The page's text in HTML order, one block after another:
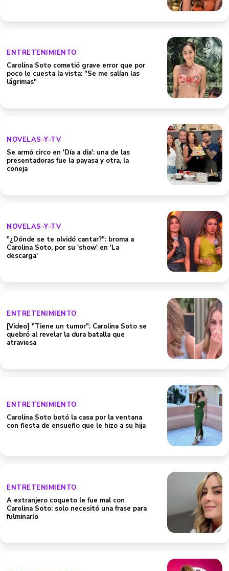
ENTRETENIMIENTO
Carolina Soto cometió grave error que por
poco le cuesta la vista: "Se me salían las
lágrimas"
NOVELAS-Y-TV
Se armó circo en 'Día a día': una de las
presentadoras fue la payasa y otra, la
coneja
NOVELAS-Y-TV
"¿Dónde se te olvidó cantar?": broma a
Carolina Soto, por su 'show' en 'La
descarga'
ENTRETENIMIENTO
[Video] "Tiene un tumor": Carolina Soto se
quebró al revelar la dura batalla que
atraviesa
ENTRETENIMIENTO
Carolina Soto botó la casa por la ventana
con fiesta de ensueño que le hizo a su hija
ENTRETENIMIENTO
A extranjero coqueto le fue mal con
Carolina Soto: solo necesitó una frase para
fulminarlo